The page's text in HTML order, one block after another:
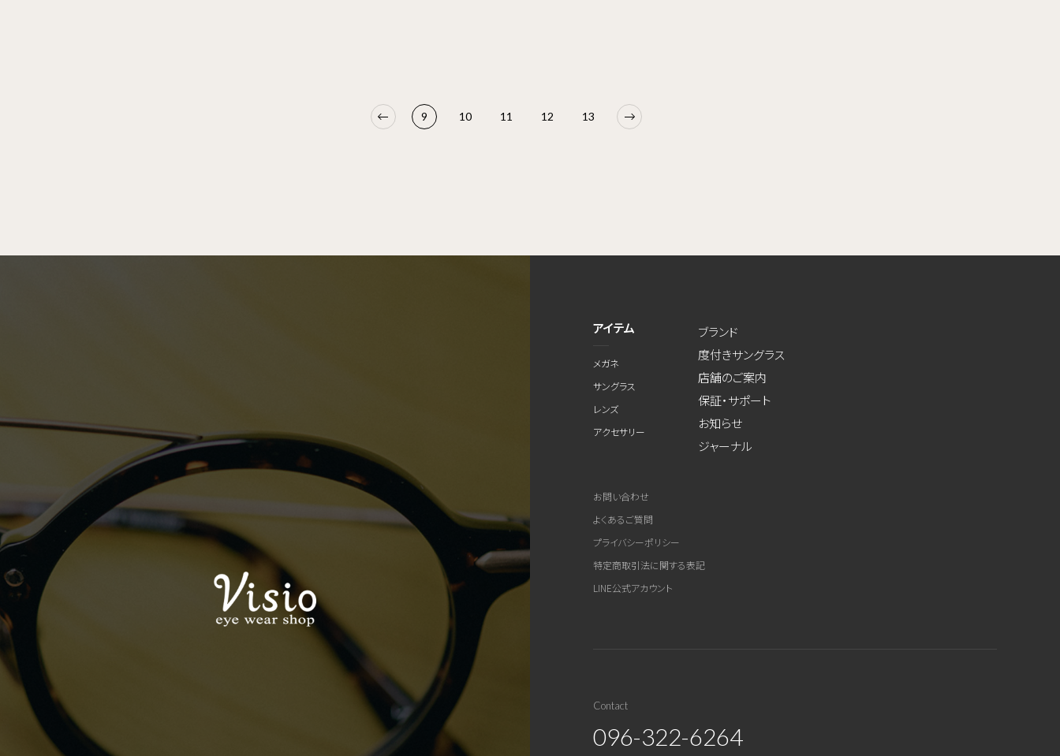
9 10 11 12 13
アイテム
メガネ
サングラス
レンズ
アクセサリー
ブランド
度付きサングラス
店舗のご案内
保証・サポート
お知らせ
ジャーナル
お問い合わせ
よくあるご質問
プライバシーポリシー
特定商取引法に関する表記
LINE公式アカウント
Contact
096-322-6264